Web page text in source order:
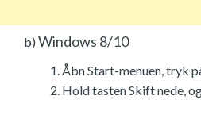
b) Windows 8/10
Åbn Start-menuen, tryk
Hold tasten Skift nede,